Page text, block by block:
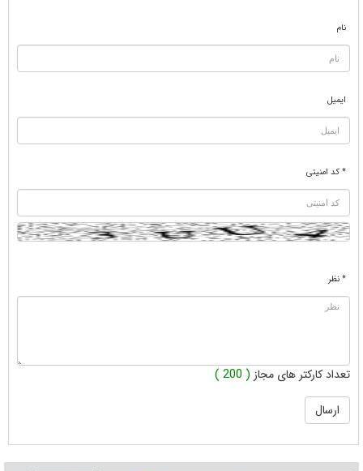
نام
ایمیل
* کد امنیتی
* نظر
تعداد کارکتر های مجاز ( 200 )